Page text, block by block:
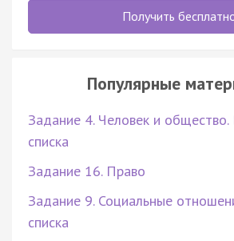
Получить
Популярные
Задание 4. Человек и
списка
Задание 16. Право
Задание 9. Социальные
списка